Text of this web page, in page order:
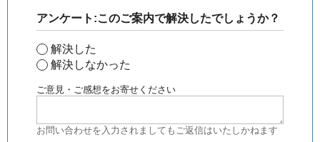
アンケート:このご案内で解決したでしょうか？
解決した
解決しなかった
ご意見・ご感想をお寄せください
お問い合わせを入力されましてもご返信はいたしかねます